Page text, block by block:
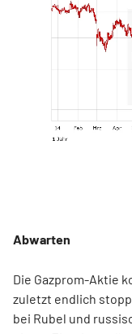
Abwarten
Die Gazprom-Aktie
zuletzt endlich
bei Rubel und